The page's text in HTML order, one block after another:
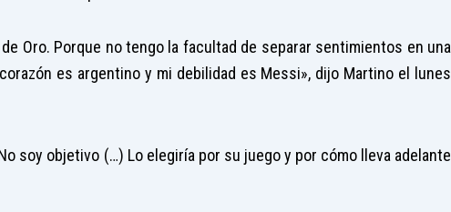
Oro. Porque no tengo la facultad de separar sentimientos en una
es argentino y mi debilidad es Messi», dijo Martino el lunes
soy objetivo (…) Lo elegiría por su juego y por cómo lleva adelante